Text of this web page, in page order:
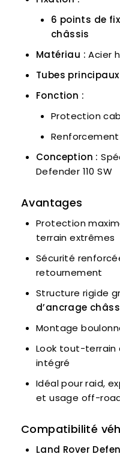
6 points de
châssis
Matériau : Acier
Tubes principaux
Fonction :
Protection
Conception :
Defender 110 SW
Avantages
Protection
terrain extrêmes
Sécurité
retournement
Structure rigide
d’ancrage
Montage
Look tout-
intégré
Idéal pour raid,
et usage off-
Compatibilité
Land Rover